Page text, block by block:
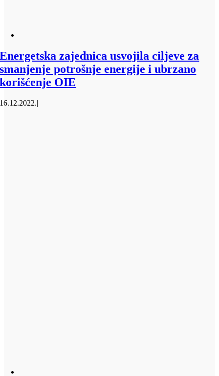
Energetska zajednica usvojila ciljeve za
smanjenje potrošnje energije i ubrzano
korišćenje OIE
16.12.2022.|